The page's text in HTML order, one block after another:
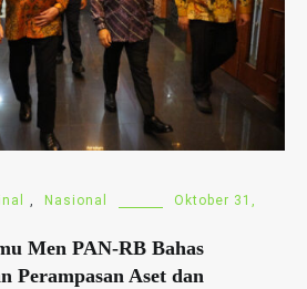
, Nasional
Oktober 31,
Men PAN-RB Bahas
Perampasan Aset dan